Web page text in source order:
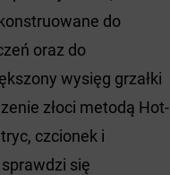
do
oraz do
wysięg grzałki
złoci metodą Hot-
czcionek i
się